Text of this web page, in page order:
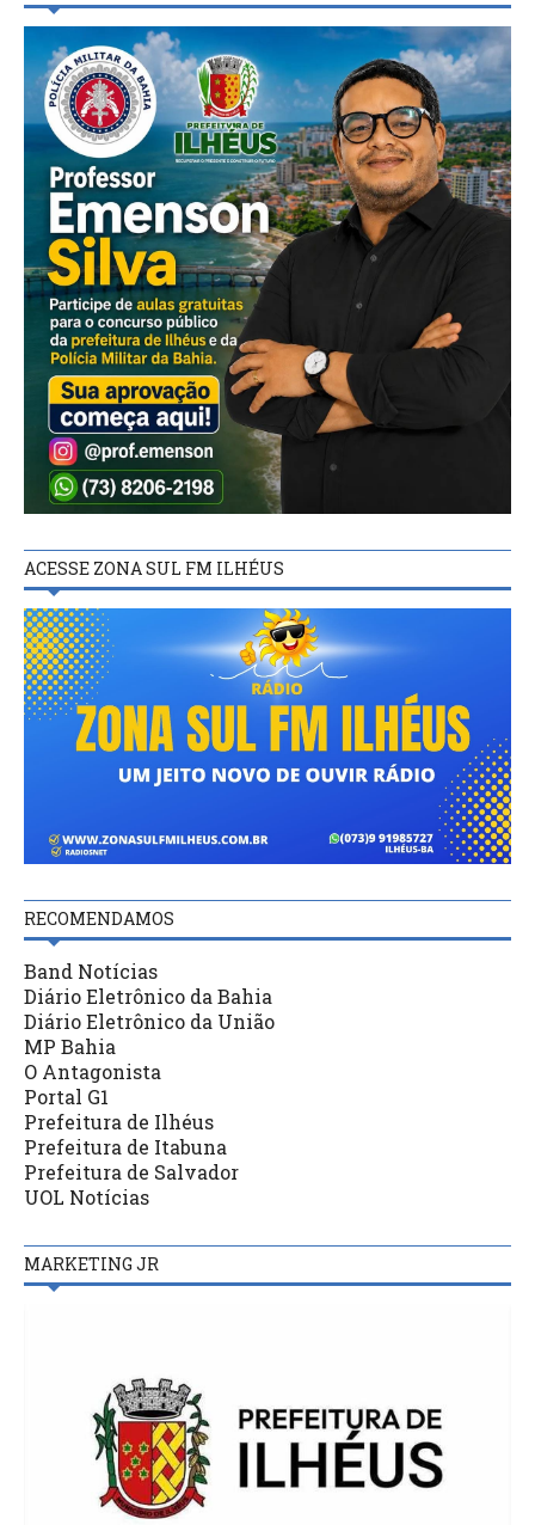
ACESSE ZONA SUL FM ILHÉUS
RECOMENDAMOS
Band Notícias
Diário Eletrônico da Bahia
Diário Eletrônico da União
MP Bahia
O Antagonista
Portal G1
Prefeitura de Ilhéus
Prefeitura de Itabuna
Prefeitura de Salvador
UOL Notícias
MARKETING JR